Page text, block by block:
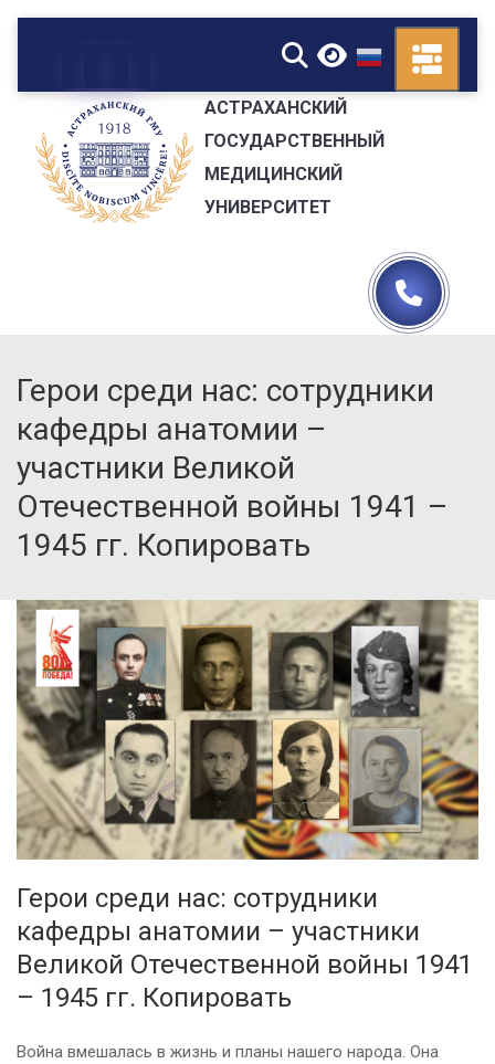
▼
АСТРАХАНСКИЙ
ГОСУДАРСТВЕННЫЙ
МЕДИЦИНСКИЙ
УНИВЕРСИТЕТ
Герои среди нас: сотрудники
кафедры анатомии –
участники Великой
Отечественной войны 1941 –
1945 гг. Копировать
Герои среди нас: сотрудники
кафедры анатомии – участники
Великой Отечественной войны 1941
– 1945 гг. Копировать
Война вмешалась в жизнь и планы нашего народа. Она